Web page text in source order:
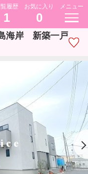
履歴
1
お気に入り
0
メニュー
海岸 新築一戸